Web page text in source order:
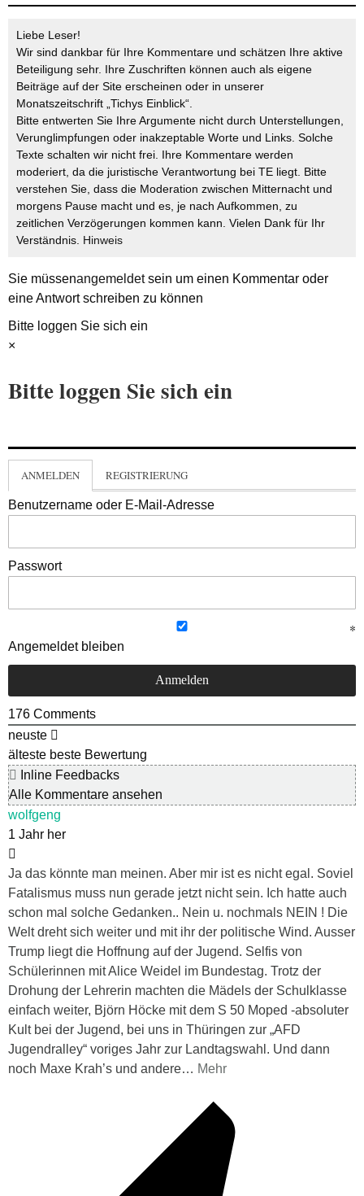
Liebe Leser!
Wir sind dankbar für Ihre Kommentare und schätzen Ihre aktive
Beteiligung sehr. Ihre Zuschriften können auch als eigene
Beiträge auf der Site erscheinen oder in unserer
Monatszeitschrift „Tichys Einblick“.
Bitte entwerten Sie Ihre Argumente nicht durch Unterstellungen,
Verunglimpfungen oder inakzeptable Worte und Links. Solche
Texte schalten wir nicht frei. Ihre Kommentare werden
moderiert, da die juristische Verantwortung bei TE liegt. Bitte
verstehen Sie, dass die Moderation zwischen Mitternacht und
morgens Pause macht und es, je nach Aufkommen, zu
zeitlichen Verzögerungen kommen kann. Vielen Dank für Ihr
Verständnis. Hinweis
Sie müssenangemeldetsein um einen Kommentar oder
eine Antwort schreiben zu können
Bitte loggen Sie sich ein
×
Bitte loggen Sie sich ein
ANMELDEN REGISTRIERUNG
Benutzername oder E-Mail-Adresse
Passwort
Angemeldet bleiben
176 Comments
neuste
älteste beste Bewertung
Inline Feedbacks
Alle Kommentare ansehen
wolfgeng
1 Jahr her
Ja das könnte man meinen. Aber mir ist es nicht egal. Soviel
Fatalismus muss nun gerade jetzt nicht sein. Ich hatte auch
schon mal solche Gedanken.. Nein u. nochmals NEIN ! Die
Welt dreht sich weiter und mit ihr der politische Wind. Ausser
Trump liegt die Hoffnung auf der Jugend. Selfis von
Schülerinnen mit Alice Weidel im Bundestag. Trotz der
Drohung der Lehrerin machten die Mädels der Schulklasse
einfach weiter, Björn Höcke mit dem S 50 Moped -absoluter
Kult bei der Jugend, bei uns in Thüringen zur „AFD
Jugendralley“ voriges Jahr zur Landtagswahl. Und dann
noch Maxe Krah’s und andere… Mehr